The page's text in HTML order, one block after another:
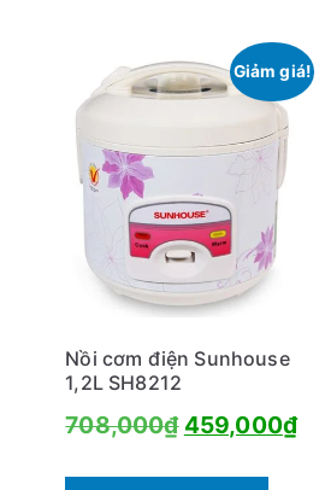
Giảm giá!
Nồi cơm điện Sunhouse
1,2L SH8212
708,000₫ Giá
459,000₫